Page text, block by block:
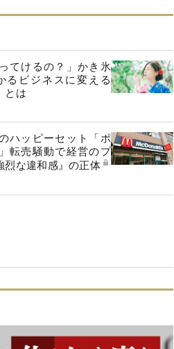
てけるの？」かき氷
るビジネスに変える
とは
ハッピーセット「ポ
転売騒動で経営のプ
烈な違和感』の正体